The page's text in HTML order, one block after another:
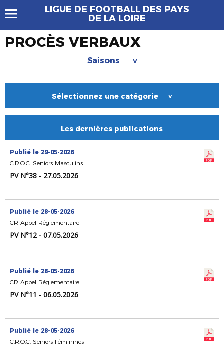
LIGUE DE FOOTBALL DES PAYS
DE LA LOIRE
PROCÈS VERBAUX
Saisons >
Sélectionnez une catégorie >
Les dernières publications
Publié le 29-05-2026
C.R.O.C. Seniors Masculins
PV N°38 - 27.05.2026
Publié le 28-05-2026
CR Appel Réglementaire
PV N°12 - 07.05.2026
Publié le 28-05-2026
CR Appel Réglementaire
PV N°11 - 06.05.2026
Publié le 28-05-2026
C.R.O.C. Seniors Féminines